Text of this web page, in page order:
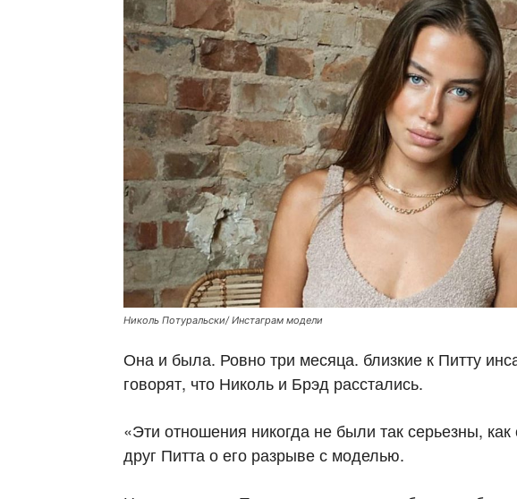
Николь Потуральски/ Инстаграм модели
Она и была. Ровно три месяца. близкие к Питту
говорят, что Николь и Брэд расстались.
«Эти отношения никогда не были так серьезны,
друг Питта о его разрыве с моделью.